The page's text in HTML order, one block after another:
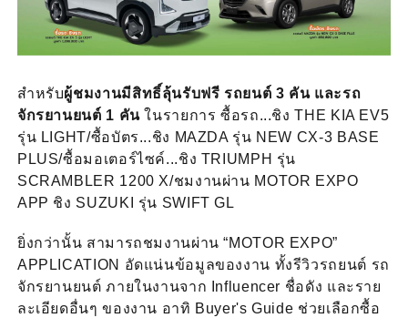
สำหรับผู้ชมงานมีสิทธิ์ลุ้นรับฟรี รถยนต์ 3 คัน และรถ
จักรยานยนต์ 1 คันในรายการ ซื้อรถ...ชิง THE KIA EV5
รุ่น LIGHT/ซื้อบัตร...ชิง MAZDA รุ่น NEW CX-3 BASE
PLUS/ซื้อมอเตอร์ไซค์...ชิง TRIUMPH รุ่น
SCRAMBLER 1200 X/ชมงานผ่าน MOTOR EXPO
APP ชิง SUZUKI รุ่น SWIFT GL
ยิ่งกว่านั้น สามารถชมงานผ่าน “MOTOR EXPO”
APPLICATION อัดแน่นข้อมูลของงาน ทั้งรีวิวรถยนต์ รถ
จักรยานยนต์ ภายในงานจาก Influencer ชื่อดัง และราย
ละเอียดอื่นๆ ของงาน อาทิ Buyer's Guide ช่วยเลือกซื้อ